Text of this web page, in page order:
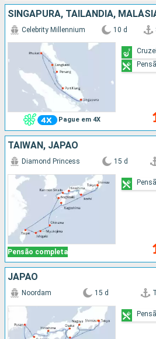
SINGAPURA, TAILÂNDIA,
Pague em 4X
Celebrity Millennium 10 d
TAIWAN, JAPÃO
Pensão completa
Diamond Princess 15 d
JAPÃO
Noordam 15 d